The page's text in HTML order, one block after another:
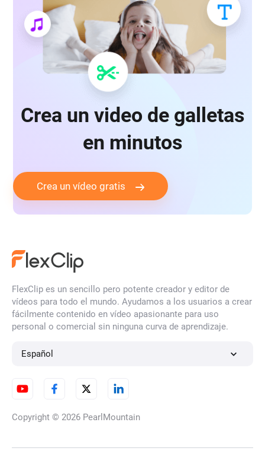
Crea un video de galletas
en minutos
Crea un vídeo gratis
FlexClip es un sencillo pero potente creador y editor de
vídeos para todo el mundo. Ayudamos a los usuarios a crear
fácilmente contenido en vídeo apasionante para uso
personal o comercial sin ninguna curva de aprendizaje.
Español
Copyright © 2026 PearlMountain